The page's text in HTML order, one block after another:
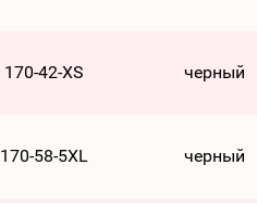
170-42-XS черный
170-58-5XL черный